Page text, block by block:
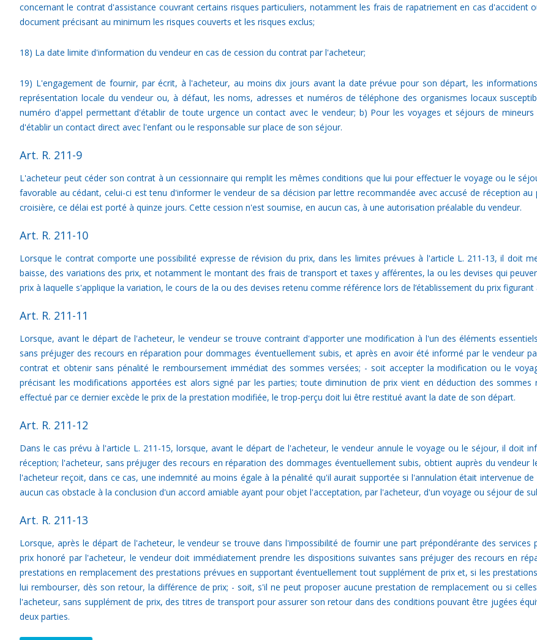
concernant le contrat d'assistance couvrant certains risques particuliers, notamment les frais de rapatriement en cas d'accident
document précisant au minimum les risques couverts et les risques exclus;
18) La date limite d'information du vendeur en cas de cession du contrat par l'acheteur;
19) L'engagement de fournir, par écrit, à l'acheteur, au moins dix jours avant la date prévue pour son départ, les
représentation locale du vendeur ou, à défaut, les noms, adresses et numéros de téléphone des organismes locaux
numéro d'appel permettant d'établir de toute urgence un contact avec le vendeur; b) Pour les voyages et séjours de
d'établir un contact direct avec l'enfant ou le responsable sur place de son séjour.
Art. R. 211-9
L'acheteur peut céder son contrat à un cessionnaire qui remplit les mêmes conditions que lui pour effectuer le voyage ou le
favorable au cédant, celui-ci est tenu d'informer le vendeur de sa décision par lettre recommandée avec accusé de réception
croisière, ce délai est porté à quinze jours. Cette cession n'est soumise, en aucun cas, à une autorisation préalable du vendeur.
Art. R. 211-10
Lorsque le contrat comporte une possibilité expresse de révision du prix, dans les limites prévues à l'article L. 211-13, il doit
baisse, des variations des prix, et notamment le montant des frais de transport et taxes y afférentes, la ou les devises qui
prix à laquelle s'applique la variation, le cours de la ou des devises retenu comme référence lors de l’établissement du prix
Art. R. 211-11
Lorsque, avant le départ de l'acheteur, le vendeur se trouve contraint d'apporter une modification à l'un des éléments
sans préjuger des recours en réparation pour dommages éventuellement subis, et après en avoir été informé par le vendeur
contrat et obtenir sans pénalité le remboursement immédiat des sommes versées; - soit accepter la modification ou le
précisant les modifications apportées est alors signé par les parties; toute diminution de prix vient en déduction des
effectué par ce dernier excède le prix de la prestation modifiée, le trop-perçu doit lui être restitué avant la date de son départ.
Art. R. 211-12
Dans le cas prévu à l'article L. 211-15, lorsque, avant le départ de l'acheteur, le vendeur annule le voyage ou le séjour, il doit
réception; l'acheteur, sans préjuger des recours en réparation des dommages éventuellement subis, obtient auprès du
l'acheteur reçoit, dans ce cas, une indemnité au moins égale à la pénalité qu'il aurait supportée si l'annulation était intervenue
aucun cas obstacle à la conclusion d'un accord amiable ayant pour objet l'acceptation, par l'acheteur, d'un voyage ou séjour de
Art. R. 211-13
Lorsque, après le départ de l'acheteur, le vendeur se trouve dans l'impossibilité de fournir une part prépondérante des
prix honoré par l'acheteur, le vendeur doit immédiatement prendre les dispositions suivantes sans préjuger des recours en
prestations en remplacement des prestations prévues en supportant éventuellement tout supplément de prix et, si les
lui rembourser, dès son retour, la différence de prix; - soit, s'il ne peut proposer aucune prestation de remplacement ou si
l'acheteur, sans supplément de prix, des titres de transport pour assurer son retour dans des conditions pouvant être jugées
deux parties.